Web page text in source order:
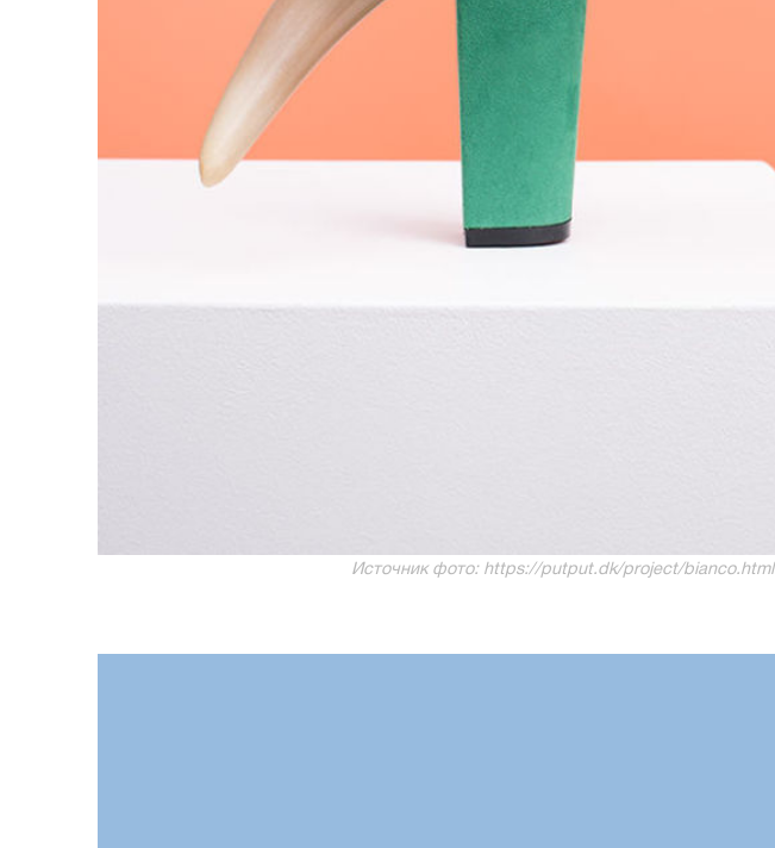
Источник фото: https://putput.dk/project/bianco.html